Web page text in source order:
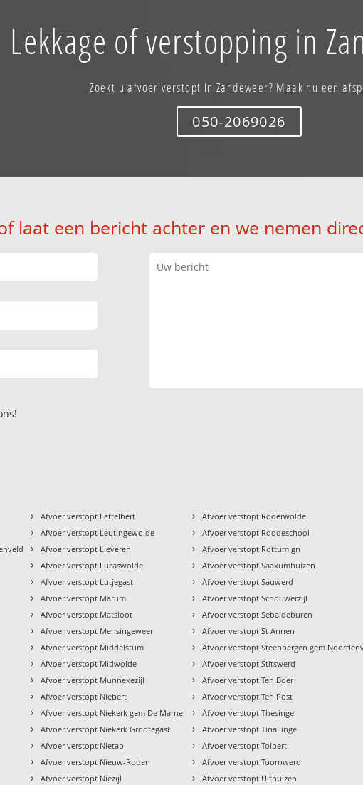
Lekkage of verstopping in
Zoekt u afvoer verstopt in Zandeweer? Maak nu een
050-2069026
laat een bericht achter en we nemen
› Afvoer verstopt Lettelbert
› Afvoer verstopt Leutingewolde
› Afvoer verstopt Lieveren
› Afvoer verstopt Lucaswolde
› Afvoer verstopt Lutjegast
› Afvoer verstopt Marum
› Afvoer verstopt Matsloot
› Afvoer verstopt Mensingeweer
› Afvoer verstopt Middelstum
› Afvoer verstopt Midwolde
› Afvoer verstopt Munnekezijl
› Afvoer verstopt Niebert
› Afvoer verstopt Niekerk gem De Marne
› Afvoer verstopt Niekerk Grootegast
› Afvoer verstopt Nietap
› Afvoer verstopt Nieuw-Roden
› Afvoer verstopt Niezijl
› Afvoer verstopt Roderwolde
› Afvoer verstopt Roodeschool
› Afvoer verstopt Rottum gn
› Afvoer verstopt Saaxumhuizen
› Afvoer verstopt Sauwerd
› Afvoer verstopt Schouwerzijl
› Afvoer verstopt Sebaldeburen
› Afvoer verstopt St Annen
› Afvoer verstopt Steenbergen gem
› Afvoer verstopt Stitswerd
› Afvoer verstopt Ten Boer
› Afvoer verstopt Ten Post
› Afvoer verstopt Thesinge
› Afvoer verstopt Tinallinge
› Afvoer verstopt Tolbert
› Afvoer verstopt Toornwerd
› Afvoer verstopt Uithuizen